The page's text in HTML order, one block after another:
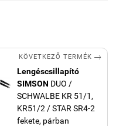
KÖVETKEZŐ TERMÉK 
Lengéscsillapító
SIMSON DUO /
SCHWALBE KR 51/1,
KR51/2 / STAR SR4-2
fekete, párban